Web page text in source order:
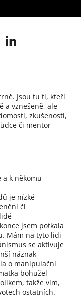
Jsou tu ti, kteří
a vznešeně, ale
zkušenosti,
či mentor
a k někomu
je nízké
či
jsem potkala
Mám na tyto lidi
se aktivuje
náznak
o manipulační
bohužel
takže vím,
ostatních.